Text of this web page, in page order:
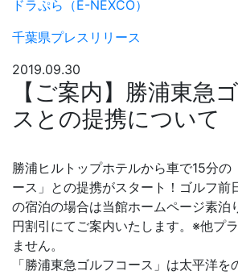
ドラぷら（E-NEXCO）
千葉県プレスリリース
2019.09.30
【ご案内】勝浦東急
スとの提携について
勝浦ヒルトップホテルから車で15分の
ース」との提携がスタート！ゴルフ前
の宿泊の場合は当館ホームページ素泊
円割引にてご案内いたします。※他プ
ません。
「勝浦東急ゴルフコース」は太平洋